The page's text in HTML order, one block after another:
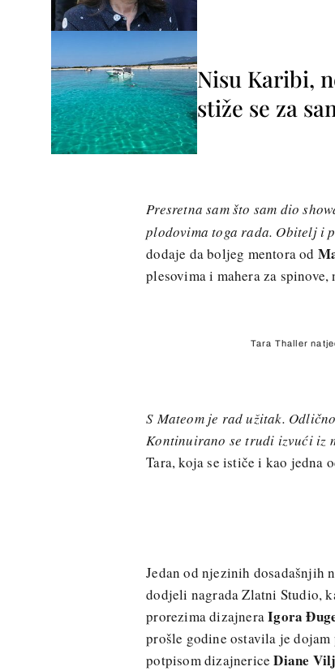
Nisu Karibi,
stiže se za
Presretna sam što sam dio
plodovima toga rada. Obitelj i
dodaje da boljeg mentora od
plesovima i mahera za
Tara Thaller
S Mateom je rad užitak.
Kontinuirano se trudi izvući iz
Tara, koja se ističe i kao jedna
Jedan od njezinih dosadašnjih
dodjeli nagrada Zlatni Studio,
prorezima dizajneraIgora
prošle godine ostavila je
potpisom dizajnericeDiane